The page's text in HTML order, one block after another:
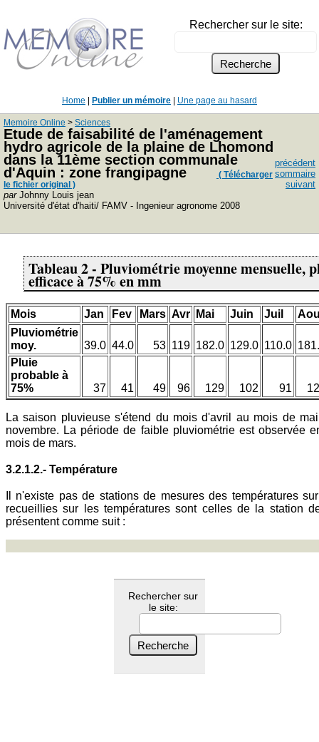
Rechercher sur le site:
Home Publier un mémoire Une page au hasard
Memoire Online > Sciences
Etude de faisabilité de l'aménagement
hydro agricole de la plaine de Lhomond
dans la 11ème section communale
d'Aquin : zone frangipagne
( Télécharger
le fichier original )
parJohnny Louis jean
Université d'état d'haiti/ FAMV - Ingenieur agronome 2008
précédent
sommaire
suivant
Tableau 2 - Pluviométrie moyenne mensuelle,
efficace à 75% en mm
Mois Jan Fev Mars Avr Mai Juin Juil
Pluviométrie
moy.
39.0 44.0 53 119 182.0 129.0 110.0
Pluie
probable à
75%
37 41 49 96 129 102 91
La saison pluvieuse s'étend du mois d'avril au mois de
novembre. La période de faible pluviométrie est observée
mois de mars.
3.2.1.2.- Température
Il n'existe pas de stations de mesures des températures
recueillies sur les températures sont celles de la station
présentent comme suit :
Rechercher sur
le site: